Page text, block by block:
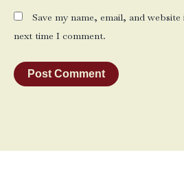
Save my name, email, and
next time I comment.